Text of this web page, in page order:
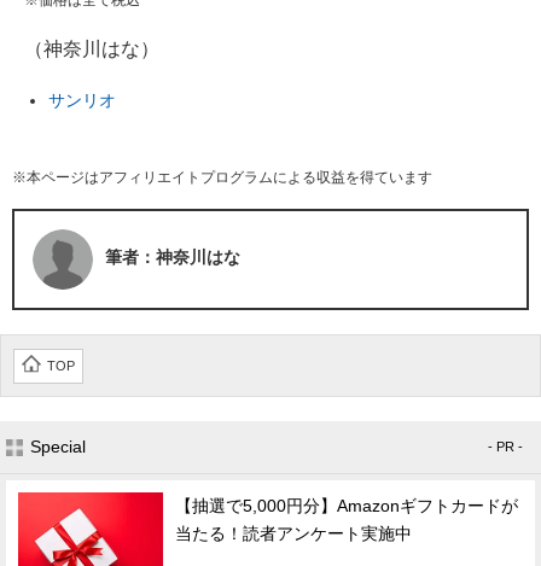
（神奈川はな）
サンリオ
※本ページはアフィリエイトプログラムによる収益を得ています
筆者：神奈川はな
TOP
Special - PR -
【抽選で5,000円分】Amazonギフトカードが
当たる！読者アンケート実施中